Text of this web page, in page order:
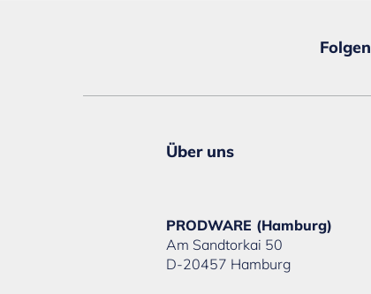
Über uns
PRODWARE (Hamburg)
Am Sandtorkai 50
D-20457 Hamburg